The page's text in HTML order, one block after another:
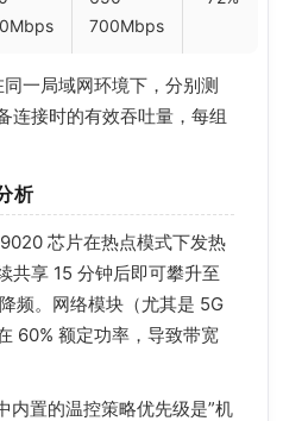
700Mbps
一局域网环境下，分别测
连接时的有效吞吐量，每组
析
芯片在热点模式下发热
共享 15 分钟后即可攀升至
。网络模块（尤其是 5G
60% 额定功率，导致带宽
内置的温控策略优先级是”机